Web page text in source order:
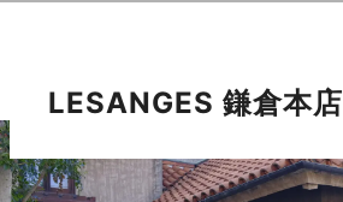
LESANGES 鎌倉本店